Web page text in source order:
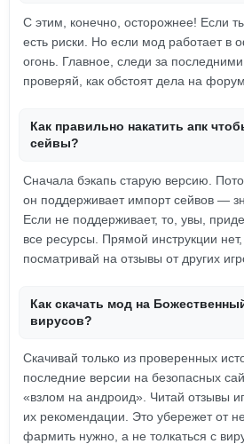
С этим, конечно, осторожнее! Если
есть риски. Но если мод работает в
огонь. Главное, следи за
проверяй, как обстоят дела на
Как правильно накатить апк
сейвы?
Сначала бэкапь старую версию.
он поддерживает импорт сейвов —
Если не поддерживает, то, увы,
все ресурсы. Прямой инструкции нет,
посматривай на отзывы от других
Как скачать мод на
вирусов?
Скачивай только из проверенных
последние версии на безопасных
«взлом на андроид». Читай отзывы
их рекомендации. Это убережет от
фармить нужно, а не толкаться с